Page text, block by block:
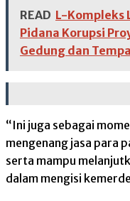
READ L-Kompleks
Pidana Korupsi
Gedung dan
“Ini juga sebagai
mengenang jasa para
serta mampu
dalam mengisi